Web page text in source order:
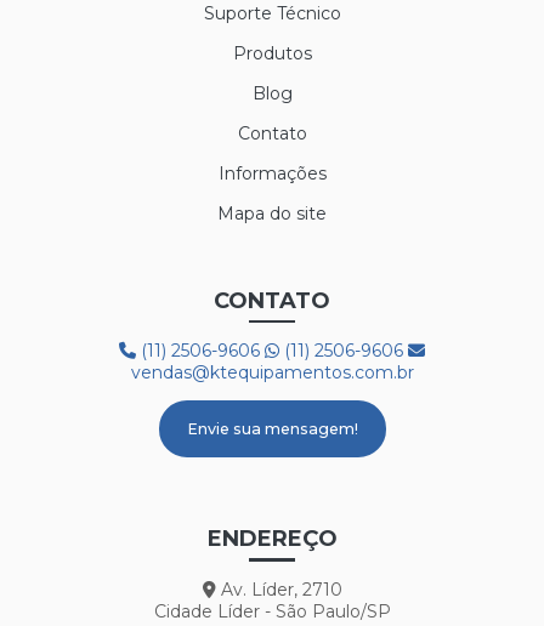
Suporte Técnico
Produtos
Blog
Contato
Informações
Mapa do site
CONTATO
(11) 2506-9606
(11) 2506-9606
vendas@ktequipamentos.com.br
Envie sua mensagem!
ENDEREÇO
Av. Líder, 2710
Cidade Líder - São Paulo/SP